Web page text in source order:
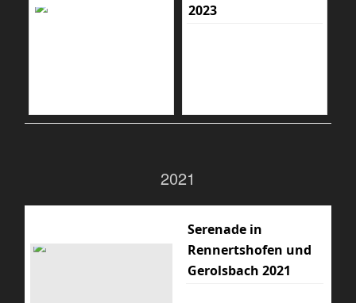
2023
2021
Serenade in
Rennertshofen und
Gerolsbach 2021